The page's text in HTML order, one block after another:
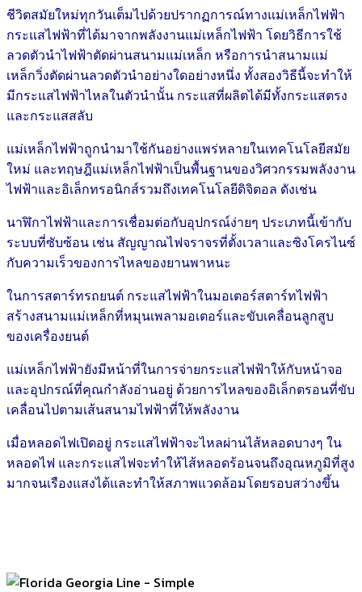
ชีวิตสมัยใหม่ทุกวันเต็มไปด้วยปรากฏการณ์ทางแม่เหล็กไฟฟ้า
กระแสไฟฟ้าที่ได้มาจากพลังงานแม่เหล็กไฟฟ้า โดยวิธีการใช้
ลวดตัวนำไฟฟ้าตัดผ่านสนามแม่เหล็ก หรือการนำสนามแม่
เหล็กวิ่งตัดผ่านลวดตัวนำอย่างใดอย่างหนึ่ง ทั้งสองวิธีนี้จะทำให้
มีกระแสไฟฟ้าไหลในตัวนำนั้น กระแสที่ผลิตได้มีทั้งกระแสตรง
และกระแสสลับ
แม่เหล็กไฟฟ้าถูกนำมาใช้กันอย่างแพร่หลายในเทคโนโลยีสมัย
ใหม่ และทฤษฎีแม่เหล็กไฟฟ้าเป็นพื้นฐานของวิศวกรรมพลังงาน
ไฟฟ้าและอิเล็กทรอนิกส์รวมถึงเทคโนโลยีดิจิตอล ดังเช่น
นาฬิกาไฟฟ้าและการเชื่อมต่อกับอุปกรณ์ง่ายๆ ประเภทนี้เข้ากับ
ระบบที่ซับซ้อน เช่น สัญญาณไฟจราจรที่ตั้งเวลาและซิงโครไนซ์
กับความเร็วของการไหลของยานพาหนะ
ในการสตาร์ทรถยนต์ กระแสไฟฟ้าในมอเตอร์สตาร์ทไฟฟ้า
สร้างสนามแม่เหล็กที่หมุนเพลามอเตอร์และขับเคลื่อนลูกสูบ
ของเครื่องยนต์
แม่เหล็กไฟฟ้ายังมีหน้าที่ในการจ่ายกระแสไฟฟ้าให้กับหน้าจอ
และอุปกรณ์ที่คุณกำลังอ่านอยู่ ด้วยการไหลของอิเล็กตรอนที่ขับ
เคลื่อนไปตามเส้นสนามไฟฟ้าที่ให้พลังงาน
เมื่อหลอดไฟเปิดอยู่ กระแสไฟฟ้าจะไหลผ่านไส้หลอดบางๆ ใน
หลอดไฟ และกระแสไฟจะทำให้ไส้หลอดร้อนจนถึงอุณหภูมิที่สูง
มากจนเรืองแสงได้และทำให้สภาพแวดล้อมโดยรอบสว่างขึ้น